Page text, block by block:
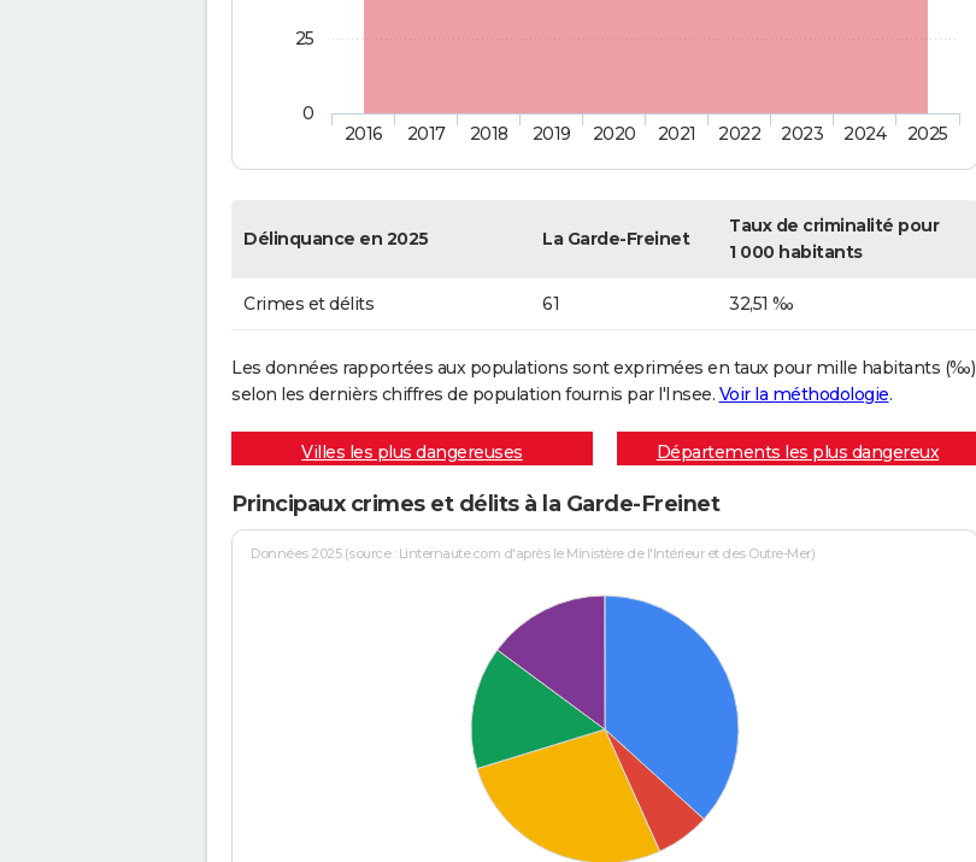
2016 2017 2018 2019 2020 2021 2022 2023 2024 2025
0
25
Délinquance en 2025 La Garde-Freinet
Taux de criminalité pour
1 000 habitants
Crimes et délits 61 32,51 ‰
Les données rapportées aux populations sont exprimées en taux pour mille habitants (‰)
selon les dernièrs chiffres de population fournis par l'Insee. Voir la méthodologie.
Villes les plus dangereuses Départements les plus dangereux
Principaux crimes et délits à la Garde-Freinet
Données 2025 (source : Linternaute.com d'après le Ministère de l'Intérieur et des Outre-Mer)